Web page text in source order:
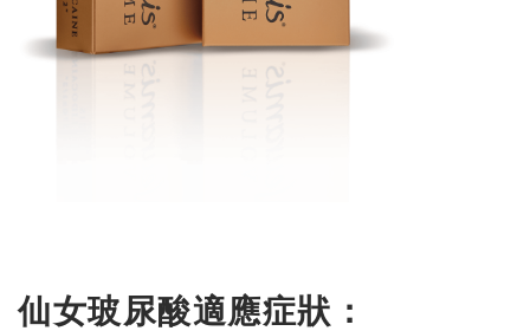
仙女玻尿酸適應症狀：